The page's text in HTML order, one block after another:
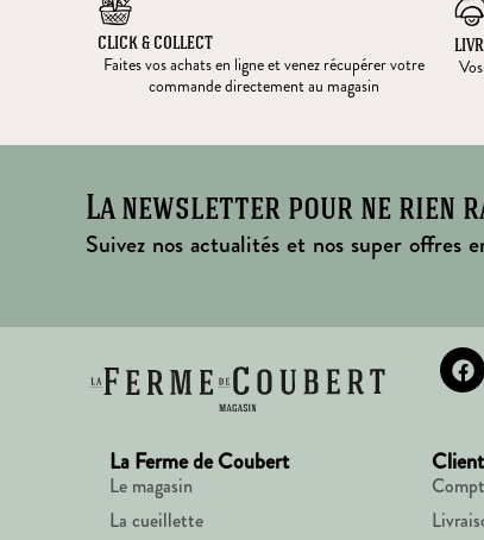
CLICK & COLLECT
Faites vos achats en ligne et venez récupérer votre
commande directement au magasin
La newsletter pour ne rien
Suivez nos actualités et nos super offres
La Ferme de Coubert
Le magasin
La cueillette